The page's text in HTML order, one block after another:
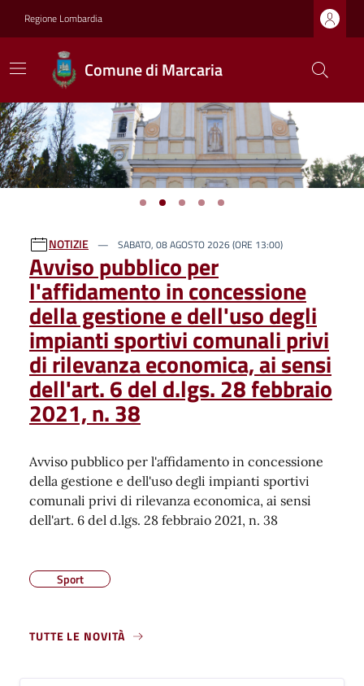
Regione Lombardia
Comune di Marcaria
Previous Next
Ultime notizie
NOTIZIE SABATO, 08 AGOSTO 2026 (ORE 13:00)
Avviso pubblico per
l'affidamento in concessione
della gestione e dell'uso degli
impianti sportivi comunali privi
di rilevanza economica, ai sensi
dell'art. 6 del d.lgs. 28 febbraio
2021, n. 38
Avviso pubblico per l'affidamento in concessione
della gestione e dell'uso degli impianti sportivi
comunali privi di rilevanza economica, ai sensi
dell'art. 6 del d.lgs. 28 febbraio 2021, n. 38
Sport
TUTTE LE NOVITÀ